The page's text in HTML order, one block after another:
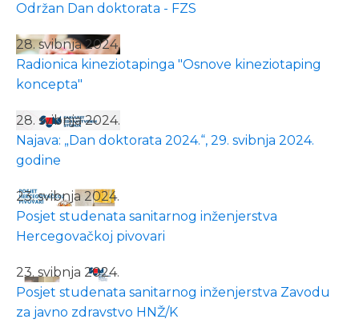
Održan Dan doktorata - FZS
28. svibnja 2024.
Radionica kineziotapinga "Osnove kineziotaping
koncepta"
28. svibnja 2024.
Najava: „Dan doktorata 2024.“, 29. svibnja 2024.
godine
23. svibnja 2024.
Posjet studenata sanitarnog inženjerstva
Hercegovačkoj pivovari
23. svibnja 2024.
Posjet studenata sanitarnog inženjerstva Zavodu
za javno zdravstvo HNŽ/K